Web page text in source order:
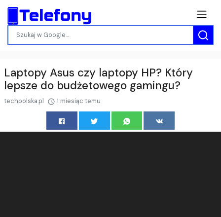
Laptopy Asus czy laptopy HP? Który
lepsze do budżetowego gamingu?
techpolska.pl 1 miesiąc temu